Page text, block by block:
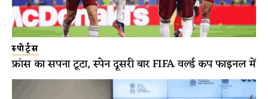
स्पोर्ट्स
फ्रांस का सपना टूटा, स्पेन दूसरी बार FIFA वर्ल्ड कप फाइनल में